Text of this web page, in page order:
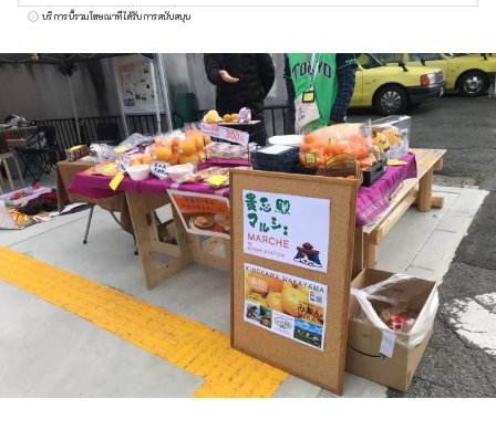
เกษตรกรรม ผลไม้ เช่น สตรอเบอร์รี่ พีช มะเดื่อ
หลายคนชอบผลไม้ที่มีลักษณะพิเศษของมัน เช่น
แบรนด์ชั้นนำ ``Arakawa no Momo'' และลูกพีช
``Hitome Jumanbon Togenkyo'' และ
``Kinokawa persimmon'' สีดำหวาน นอกจากนี้
ยังได้รับพรจากสถานที่ท่องเที่ยวต่างๆ เช่น หนึ่ง
ในสถานที่ร่อนร่มร่อนชั้นนำของญี่ปุ่น และสถานี
Kishi ซึ่งเป็นบ้านของนายสถานีแมวที่มีชื่อเสียง
ที่สุดในโลก สำนักงานการท่องเที่ยวผลไม้คิโนกา
วะจำหน่ายผลิตภัณฑ์ผลไม้พิเศษ เช่นเดียวกับ
ผลิตภัณฑ์การท่องเที่ยว เช่น ประสบการณ์การ
เก็บผลไม้ โปรดอย่าลังเลที่จะติดต่อเรา
บริการนี้รวมโฆษณาที่ได้รับการสนับสนุน